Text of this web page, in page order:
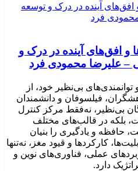
و افق‌های آینده در درک و
علیرضا محمودی فرد
بی‌نظیر خود، از
فیلسوفان و دانشمندان
بی‌نظیر، نه‌فقط مرکز کنترل
بلکه در قالب‌های مختلف
حافظه و یادگیری را بنیان
کارکردها و قیود مغز، نه‌تنها
عملی، فناوری‌های نوین و
دارد.